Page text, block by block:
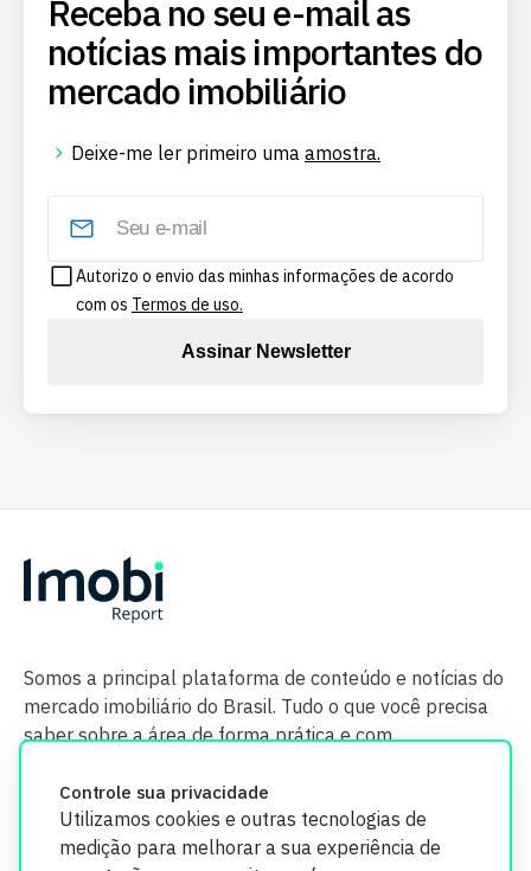
Controle sua privacidade
Utilizamos cookies e outras tecnologias de
medição para melhorar a sua experiência de
Receba no seu e-mail as
notícias mais importantes do
mercado imobiliário
Deixe-me ler primeiro uma amostra.
Autorizo o envio das minhas informações de acordo
com os Termos de uso.
Assinar Newsletter
Somos a principal plataforma de conteúdo e notícias do
mercado imobiliário do Brasil. Tudo o que você precisa
saber sobre a área de forma prática e com